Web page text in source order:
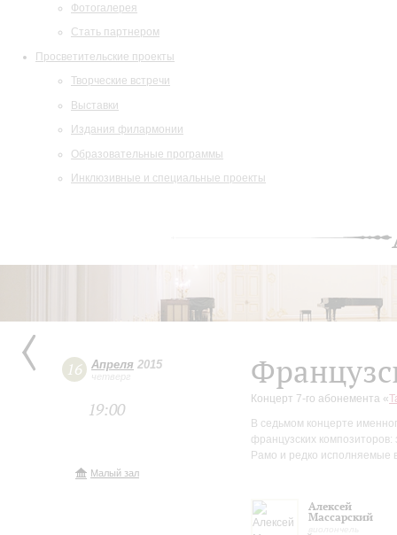
Фотогалерея
Стать партнером
Просветительские проекты
Творческие встречи
Выставки
Издания филармонии
Образовательные программы
Инклюзивные и специальные проекты
16 Апреля 2015
четверг
19:00
Малый зал
Концерт 7-го абонемента «
В седьмом концерте
французских
Рамо и редко
Алексей
Массарский